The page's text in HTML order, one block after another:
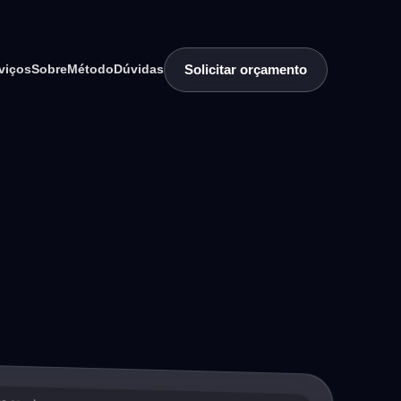
SobreMétodoDúvidas Solicitar orçamento